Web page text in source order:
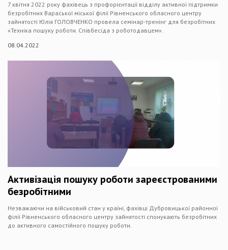
7 квітня 2022 року фахівець з профорієнтації відділу активної підтримки
безробітних Вараської міської філії Рівненського обласного центру
зайнятості Юлія ГОЛОВЧЕНКО провела семінар-тренінг для безробітних
«Техніка пошуку роботи. Співбесіда з роботодавцем».
08.04.2022
Активізація пошуку роботи зареєстрованими
безробітними
Незважаючи на військовий стан у країні, фахівці Дубровицької районної
філії Рівненського обласного центру зайнятості спонукають безробітних
до активного самостійного пошуку роботи.